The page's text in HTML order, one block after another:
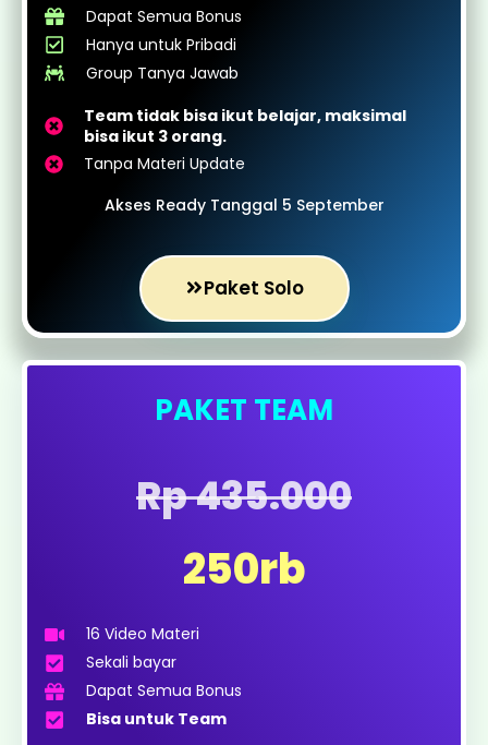
Dapat Semua Bonus
Hanya untuk Pribadi
Group Tanya Jawab
Team tidak bisa ikut belajar, maksimal
bisa ikut 3 orang.
Tanpa Materi Update
Akses Ready Tanggal 5 September
Paket Solo
PAKET TEAM
Rp 435.000
250rb
16 Video Materi
Sekali bayar
Dapat Semua Bonus
Bisa untuk Team